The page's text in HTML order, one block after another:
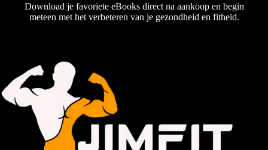
Download je favoriete eBooks direct na aankoop en begin
meteen met het verbeteren van je gezondheid en fitheid.